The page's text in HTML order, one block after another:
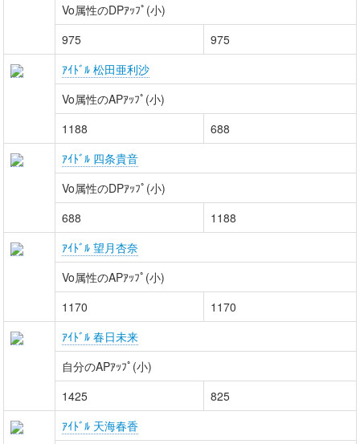
Vo属性のDPｱｯﾌﾟ(小)
975
975
ｱｲﾄﾞﾙ 松田亜利沙
Vo属性のAPｱｯﾌﾟ(小)
1188
688
ｱｲﾄﾞﾙ 四条貴音
Vo属性のDPｱｯﾌﾟ(小)
688
1188
ｱｲﾄﾞﾙ 望月杏奈
Vo属性のAPｱｯﾌﾟ(小)
1170
1170
ｱｲﾄﾞﾙ 春日未来
自分のAPｱｯﾌﾟ(小)
1425
825
ｱｲﾄﾞﾙ 天海春香